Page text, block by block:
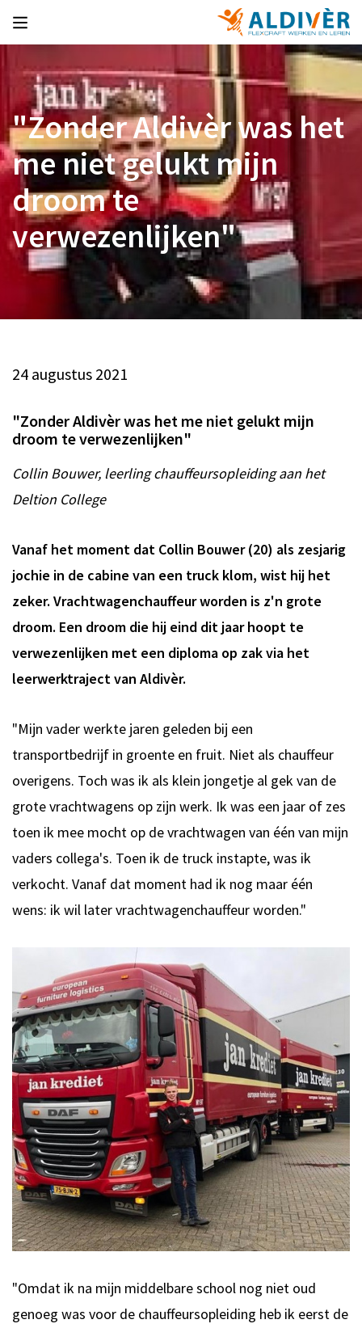
"Zonder Aldivèr was het
me niet gelukt mijn
droom te
verwezenlijken"
24 augustus 2021
"Zonder Aldivèr was het me niet gelukt mijn
droom te verwezenlijken"
Collin Bouwer, leerling chauffeursopleiding aan het
Deltion College
Vanaf het moment dat Collin Bouwer (20) als zesjarig
jochie in de cabine van een truck klom, wist hij het
zeker. Vrachtwagenchauffeur worden is z'n grote
droom. Een droom die hij eind dit jaar hoopt te
verwezenlijken met een diploma op zak via het
leerwerktraject van Aldivèr.
"Mijn vader werkte jaren geleden bij een
transportbedrijf in groente en fruit. Niet als chauffeur
overigens. Toch was ik als klein jongetje al gek van de
grote vrachtwagens op zijn werk. Ik was een jaar of zes
toen ik mee mocht op de vrachtwagen van één van mijn
vaders collega's. Toen ik de truck instapte, was ik
verkocht. Vanaf dat moment had ik nog maar één
wens: ik wil later vrachtwagenchauffeur worden."
"Omdat ik na mijn middelbare school nog niet oud
genoeg was voor de chauffeursopleiding heb ik eerst de